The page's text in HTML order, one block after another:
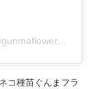
A post shared by ぐんまフラワーパーク (@gunmaflowerpark)
コ種苗ぐんまフラ